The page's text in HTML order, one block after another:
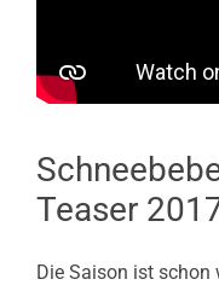
Teaser
Die Saison ist schon